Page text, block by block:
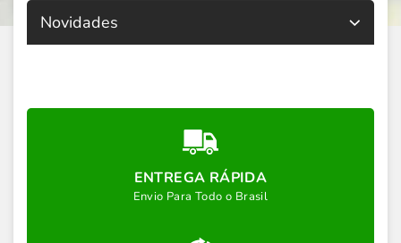
Novidades
ENTREGA RÁPIDA
Envio Para Todo o Brasil